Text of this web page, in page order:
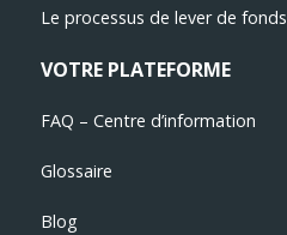
Le processus de lever de fonds
VOTRE PLATEFORME
FAQ – Centre d’information
Glossaire
Blog